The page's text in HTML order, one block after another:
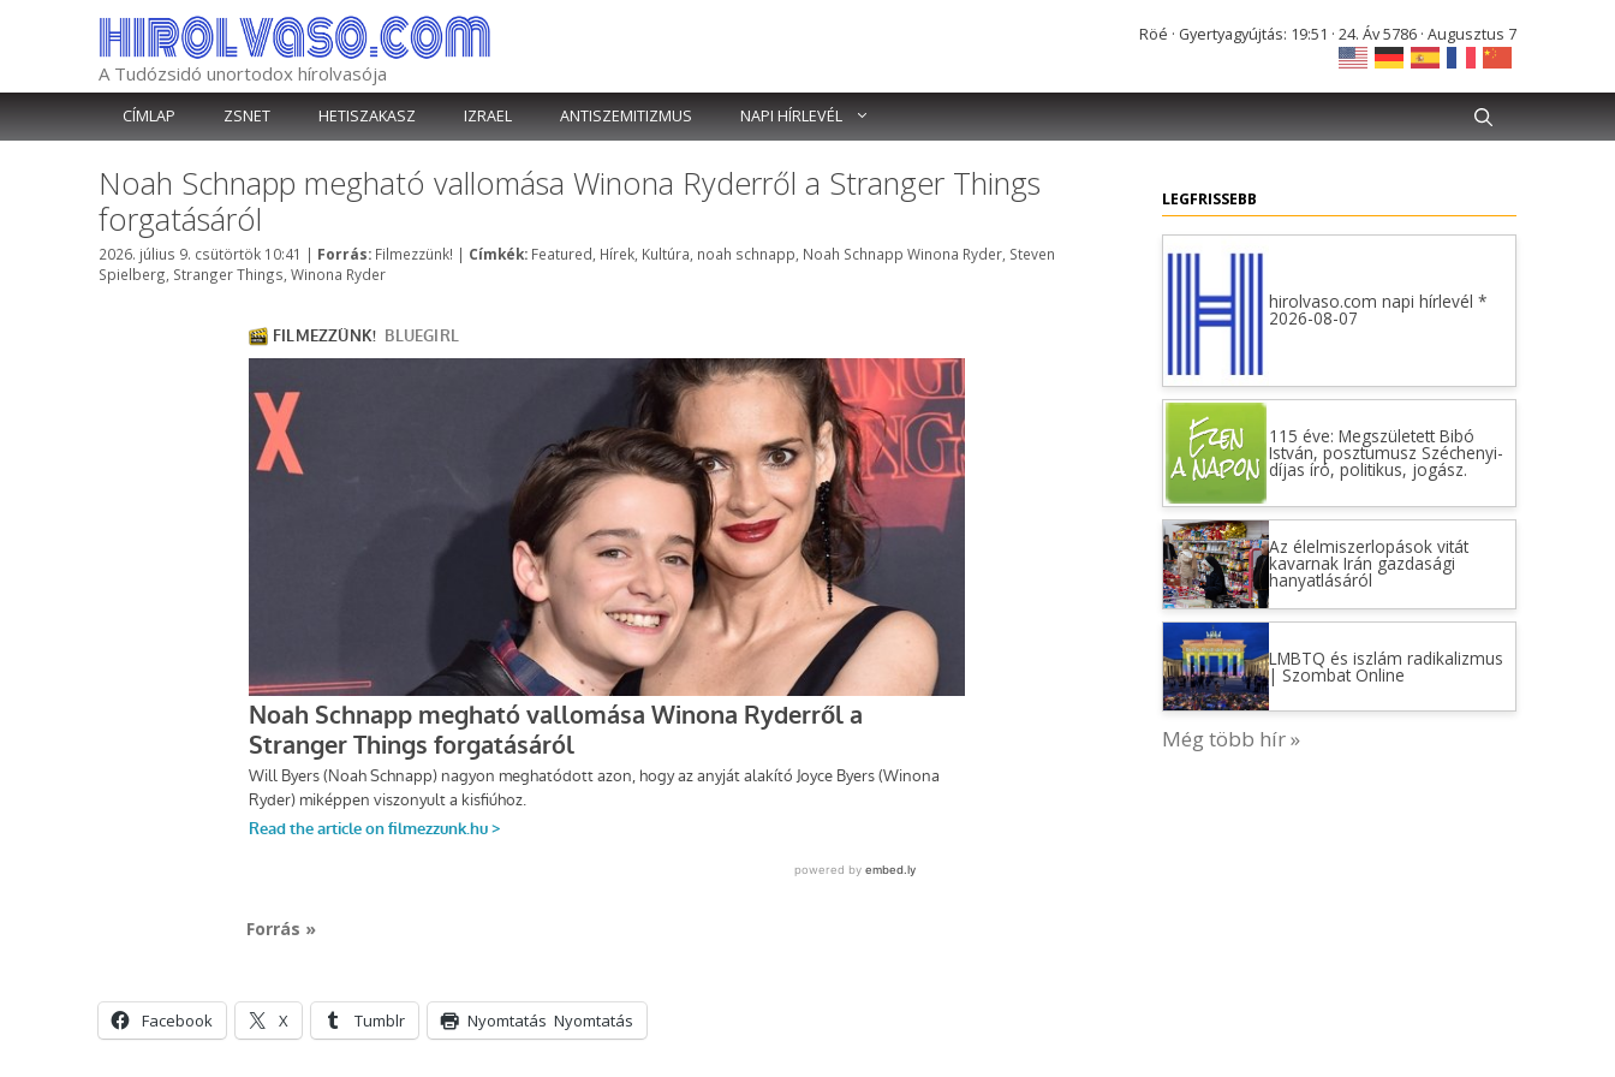
A Tudózsidó unortodox hírolvasója
Röé · Gyertyagyújtás: 19:51 · 24. Áv 5786 · Augusztus 7
CÍMLAP ZSNET HETISZAKASZ IZRAEL ANTISZEMITIZMUS NAPI HÍRLEVÉL
Noah Schnapp megható vallomása Winona Ryderről a Stranger Things
forgatásáról
2026. július 9. csütörtök 10:41 | Forrás: Kategória
Filmezzünk! | Címkék: Címkék
Featured Hírek Kultúra noah schnapp Noah Schnapp Winona Ryder Steven
Spielberg Stranger Things Winona Ryder
Forrás »
Facebook X Tumblr Nyomtatás Nyomtatás
LEGFRISSEBB
hirolvaso.com napi hírlevél *
2026-08-07
115 éve: Megszületett Bibó
István, posztumusz Széchenyi-
díjas író, politikus, jogász.
Az élelmiszerlopások vitát
kavarnak Irán gazdasági
hanyatlásáról
LMBTQ és iszlám radikalizmus
| Szombat Online
Még több hír »